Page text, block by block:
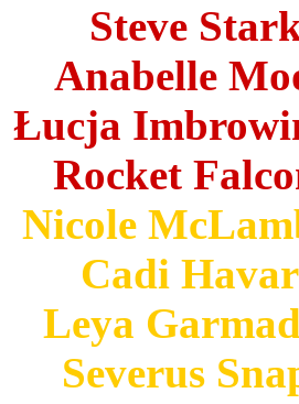
Steve
Anabelle
Łucja
Rocket
Nicole
Cadi
Leya
Severus